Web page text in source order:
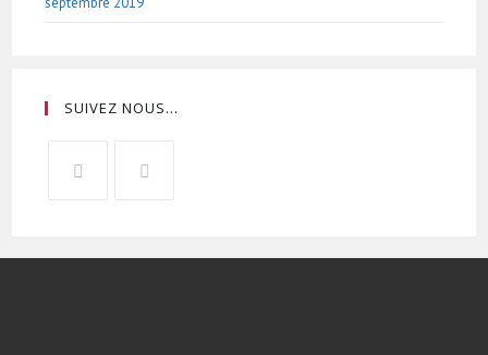
SUIVEZ NOUS…
a
a